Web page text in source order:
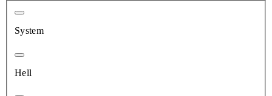
System
Hell